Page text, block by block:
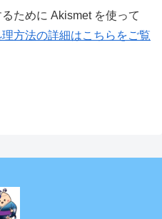
ために Akismet を使って
方法の詳細はこちらをご覧